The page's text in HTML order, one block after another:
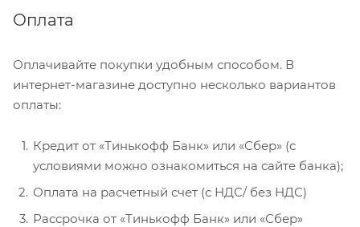
Оплата
Оплачивайте покупки удобным способом. В
интернет-магазине доступно несколько вариантов
оплаты:
Кредит от «Тинькофф Банк» или «Сбер» (с
условиями можно ознакомиться на сайте банка);
Оплата на расчетный счет (с НДС/ без НДС)
Рассрочка от «Тинькофф Банк» или «Сбер»